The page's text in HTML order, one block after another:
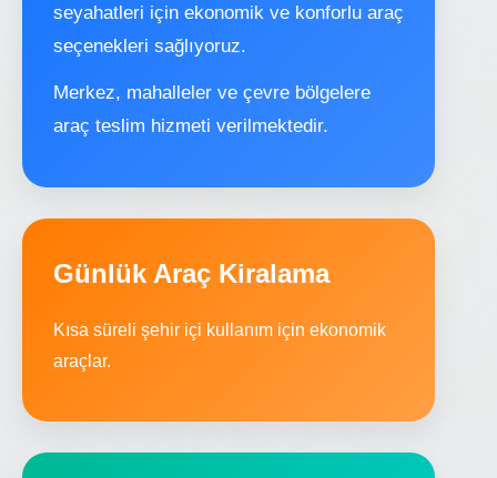
seyahatleri için ekonomik ve konforlu araç
seçenekleri sağlıyoruz.
Merkez, mahalleler ve çevre bölgelere
araç teslim hizmeti verilmektedir.
Günlük Araç Kiralama
Kısa süreli şehir içi kullanım için ekonomik
araçlar.